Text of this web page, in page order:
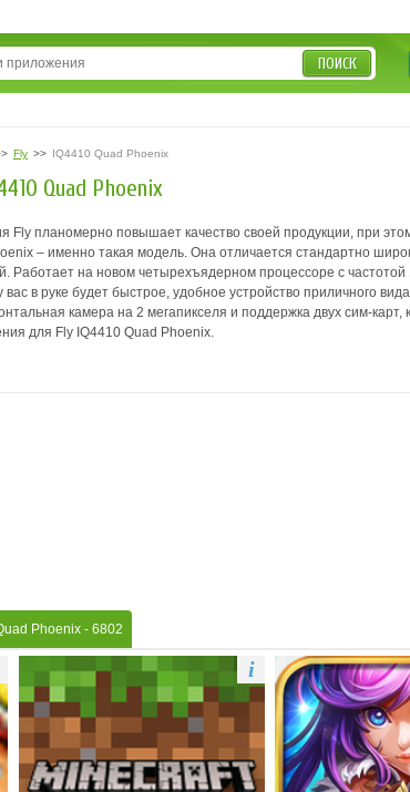
ПОИСК
Fly >> IQ4410 Quad Phoenix
Quad Phoenix
Fly планомерно повышает качество своей продукции, при
– именно такая модель. Она отличается стандартно
Работает на новом четырехъядерном процессоре с частотой
в руке будет быстрое, удобное устройство приличного
камера на 2 мегапикселя и поддержка двух сим-
для Fly IQ4410 Quad Phoenix.
Phoenix - 6802
i